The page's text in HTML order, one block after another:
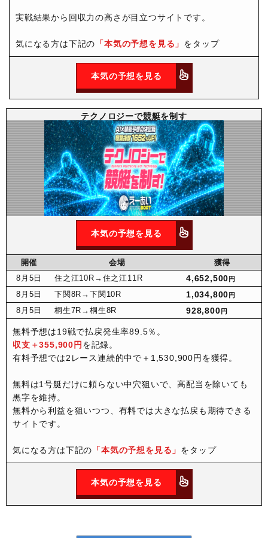
実戦結果から回収力の高さが目立つサイトです。
気になる方は下記の 「本気の予想を見る」 をタップ
本気の予想を見る
テクノロジーで競艇を制す
本気の予想を見る
開催 会場
獲得
8月 5日 住之江10R →住之江11R 4,652,500 円
8月 5日 下関8R →下関10R 1,034,800 円
8月 5日 桐生7R →桐生8R 928,800 円
無料予想は19戦で払戻発生率89.5％。
収支＋355,900円 を記録。
有料予想では2レース連続的中で＋1,530,900円を獲得。
無料は1号艇だけに頼らない中穴狙いで、高配当を除いても
黒字を維持。
無料から利益を狙いつつ、有料では大きな払戻も期待できる
サイトです。
気になる方は下記の 「本気の予想を見る」 をタップ
本気の予想を見る